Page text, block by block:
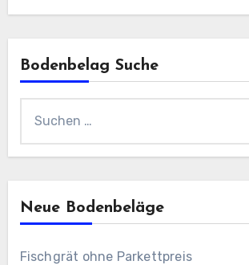
Bodenbelag Suche
nach:
Neue Bodenbeläge
Fischgrät ohne Parkettpreis